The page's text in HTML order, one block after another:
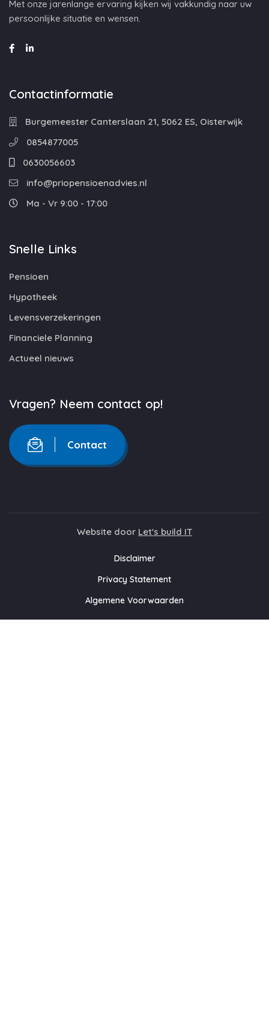
Met onze jarenlange ervaring kijken wij vakkundig naar uw
persoonlijke situatie en wensen.
Contactinformatie
Burgemeester Canterslaan 21, 5062 ES, Oisterwijk
0854877005
0630056603
info@priopensioenadvies.nl
Ma - Vr 9:00 - 17:00
Snelle Links
Pensioen
Hypotheek
Levensverzekeringen
Financiele Planning
Actueel nieuws
Vragen? Neem contact op!
Contact
Website door Let's build IT
Disclaimer
Privacy Statement
Algemene Voorwaarden